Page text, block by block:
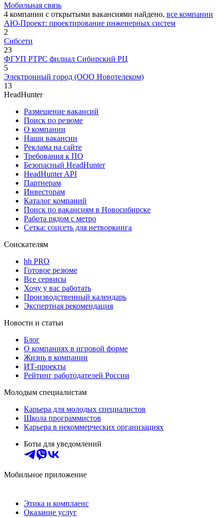
Мобильная связь
4 компании с открытыми вакансиями найдено, все компании
АЮ-Проект: проектирование инженерных систем
2
Сибсети
23
ФГУП РТРС филиал Сибирский РЦ
5
Электронный город (ООО Новотелеком)
13
HeadHunter
Размещение вакансий
Поиск по резюме
О компании
Наши вакансии
Реклама на сайте
Требования к ПО
Безопасный HeadHunter
HeadHunter API
Партнерам
Инвесторам
Каталог компаний
Поиск по вакансиям в Новосибирске
Работа рядом с метро
Сетка: соцсеть для нетворкинга
Соискателям
hh PRO
Готовое резюме
Все сервисы
Хочу у вас работать
Производственный календарь
Экспертная рекомендация
Новости и статьи
Блог
О компаниях в игровой форме
Жизнь в компании
ИТ-проекты
Рейтинг работодателей России
Молодым специалистам
Карьера для молодых специалистов
Школа программистов
Карьера в некоммерческих организациях
Боты для уведомлений
Мобильное приложение
Этика и комплаенс
Оказание услуг